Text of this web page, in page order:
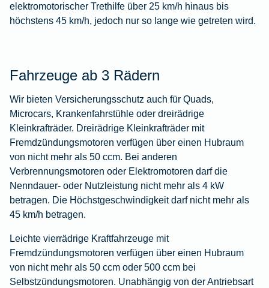
elektromotorischer Trethilfe über 25 km/h hinaus bis
höchstens 45 km/h, jedoch nur so lange wie getreten wird.
Fahrzeuge ab 3 Rädern
Wir bieten Versicherungsschutz auch für Quads,
Microcars, Krankenfahrstühle oder dreirädrige
Kleinkrafträder. Dreirädrige Kleinkrafträder mit
Fremdzündungsmotoren verfügen über einen Hubraum
von nicht mehr als 50 ccm. Bei anderen
Verbrennungsmotoren oder Elektromotoren darf die
Nenndauer- oder Nutzleistung nicht mehr als 4 kW
betragen. Die Höchstgeschwindigkeit darf nicht mehr als
45 km/h betragen.
Leichte vierrädrige Kraftfahrzeuge mit
Fremdzündungsmotoren verfügen über einen Hubraum
von nicht mehr als 50 ccm oder 500 ccm bei
Selbstzündungsmotoren. Unabhängig von der Antriebsart